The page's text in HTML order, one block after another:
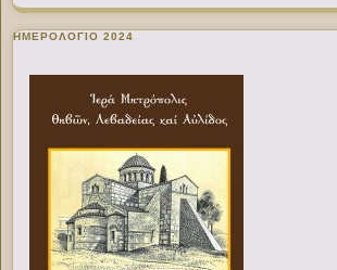
ΗΜΕΡΟΛΟΓΙΟ 2024